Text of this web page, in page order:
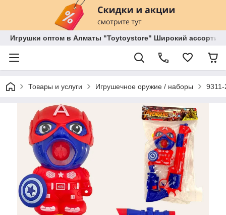
Игрушки оптом в Алматы "Toytoystore" Широкий
Товары и услуги Игрушечное оружие / наборы